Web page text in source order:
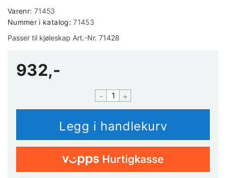
Varenr: 71453
Nummer i katalog:71453
Passer til kjøleskap Art.-Nr. 71428
932,-
- +